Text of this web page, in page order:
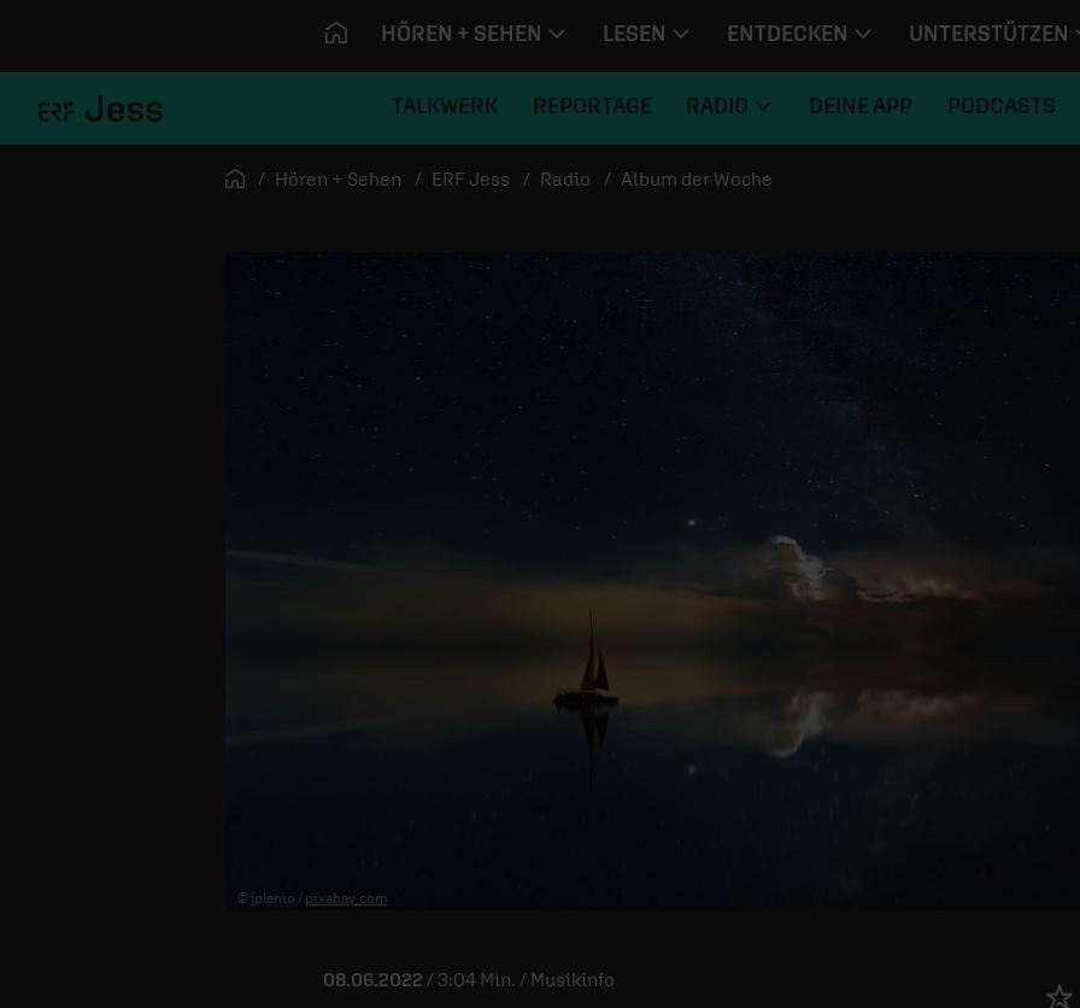
HÖREN + SEHEN LESEN ENTDECKEN UNTERSTÜTZEN
TALKWERK REPORTAGE RADIO DEINE APP PODCASTS
Startseite
Hören + Sehen ERF Jess Radio Album der Woche
© jplenio / pixabay.com
08.06.2022 / 3:04 Min. / Musikinfo